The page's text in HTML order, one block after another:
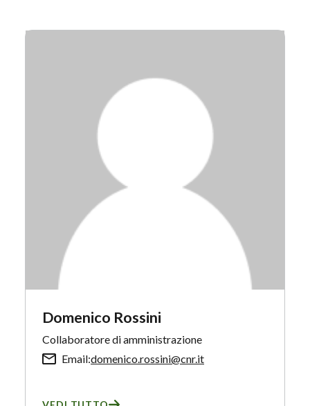
Domenico Rossini
Collaboratore di amministrazione
Email:domenico.rossini@cnr.it